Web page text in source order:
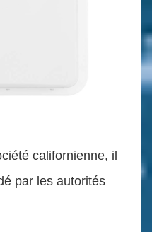
californienne, il
par les autorités